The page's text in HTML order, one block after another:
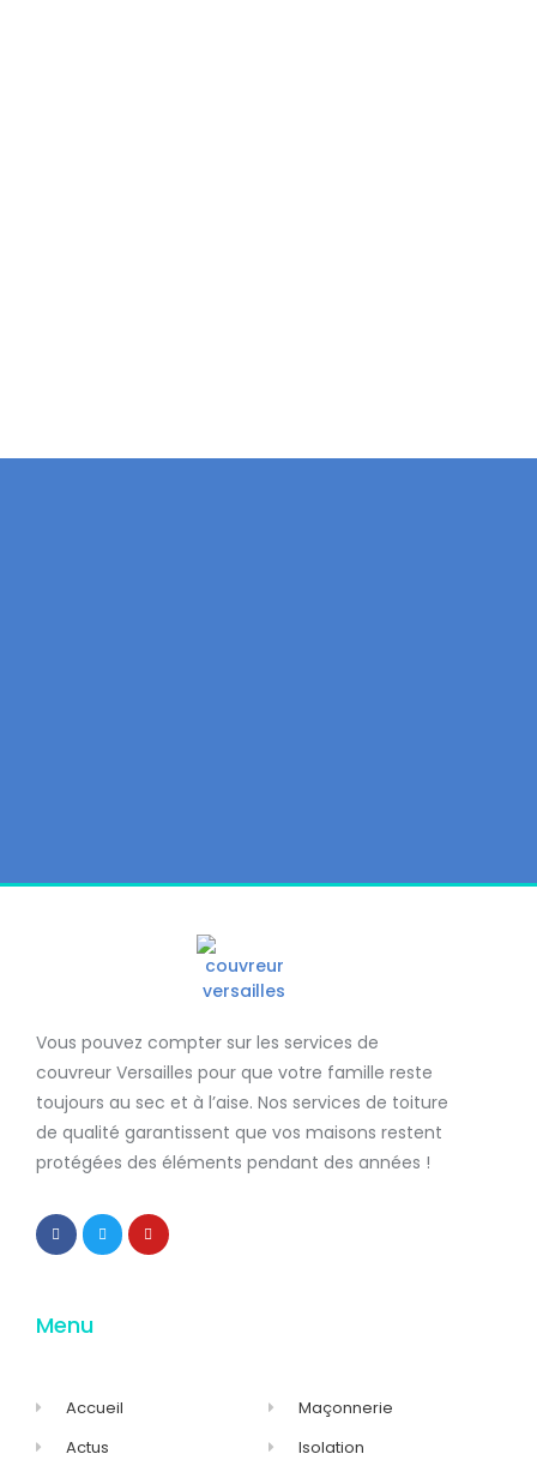
Vous pouvez compter sur les services de
couvreur Versailles pour que votre famille reste
toujours au sec et à l’aise. Nos services de toiture
de qualité garantissent que vos maisons restent
protégées des éléments pendant des années !
Menu
Accueil
Actus
Maçonnerie
Isolation